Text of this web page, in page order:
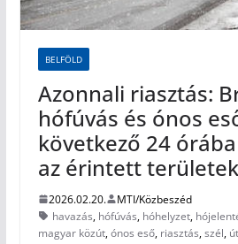
BELFÖLD
Azonnali riasztás:
hófúvás és ónos
következő 24
az érintett
2026.02.20.
MTI/Közbeszéd
havazás, hófúvás, hóhelyzet,
magyar közút,ónos eső, riasztás,szél,